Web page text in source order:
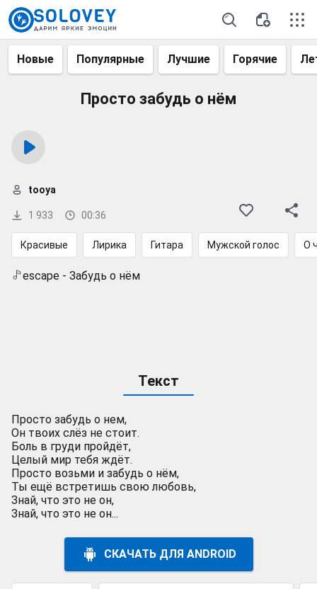
Новые Популярные Лучшие Горячие
Просто забудь о нём
1 933 00:36
tooya
Красивые Лирика Гитара Мужской голос О
escape - Забудь о нём
Текст
Просто забудь о нем,
Он твоих слёз не стоит.
Боль в груди пройдёт,
Целый мир тебя ждёт.
Просто возьми и забудь о нём,
Ты ещё встретишь свою любовь,
Знай, что это не он,
Знай, что это не он...
СКАЧАТЬ ДЛЯ ANDROID